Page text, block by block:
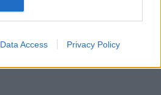
Data Access Privacy Policy